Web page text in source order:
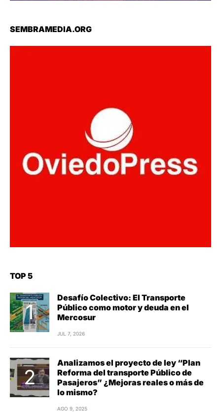
SEMBRAMEDIA.ORG
TOP 5
Desafío Colectivo: El Transporte
Público como motor y deuda en el
Mercosur
JUL 7, 2026
Analizamos el proyecto de ley “Plan
Reforma del transporte Público de
Pasajeros” ¿Mejoras reales o más de
lo mismo?
AGO 9, 2025